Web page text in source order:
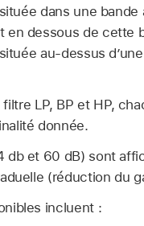
dans une
dessous de cette
au-dessus
LP, BP et HP,
donnée.
db et 60 dB) sont
(réduction du
incluent :